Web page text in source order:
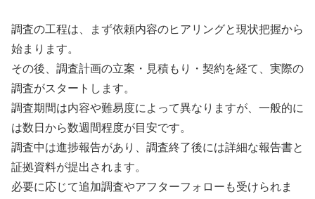
調査の工程は、まず依頼内容のヒアリングと現状把握から
始まります。
その後、調査計画の立案・見積もり・契約を経て、実際の
調査がスタートします。
調査期間は内容や難易度によって異なりますが、一般的に
は数日から数週間程度が目安です。
調査中は進捗報告があり、調査終了後には詳細な報告書と
証拠資料が提出されます。
必要に応じて追加調査やアフターフォローも受けられま